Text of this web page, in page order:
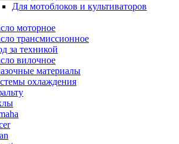
Для мотоблоков и культиваторов
моторное
трансмиссионное
за техникой
вилочное
материалы
охлаждения